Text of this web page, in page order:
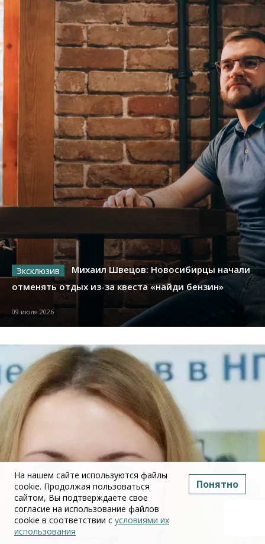
Михаил Швецов: Новосибирцы начали
отменять отдых из-за квеста «найди бензин»
09 июля 2026
На нашем сайте используются файлы
cookie. Продолжая пользоваться
сайтом, Вы подтверждаете свое
согласие на использование файлов
cookie в соответствии с условиями их
использования
Понятно